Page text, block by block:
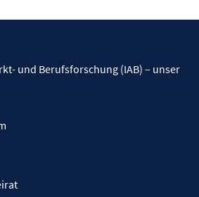
und Berufsforschung (IAB) – unser